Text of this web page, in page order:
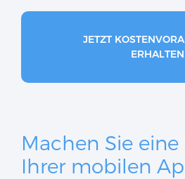
JETZT
ERHALTEN
Machen Sie eine
Ihrer mobilen